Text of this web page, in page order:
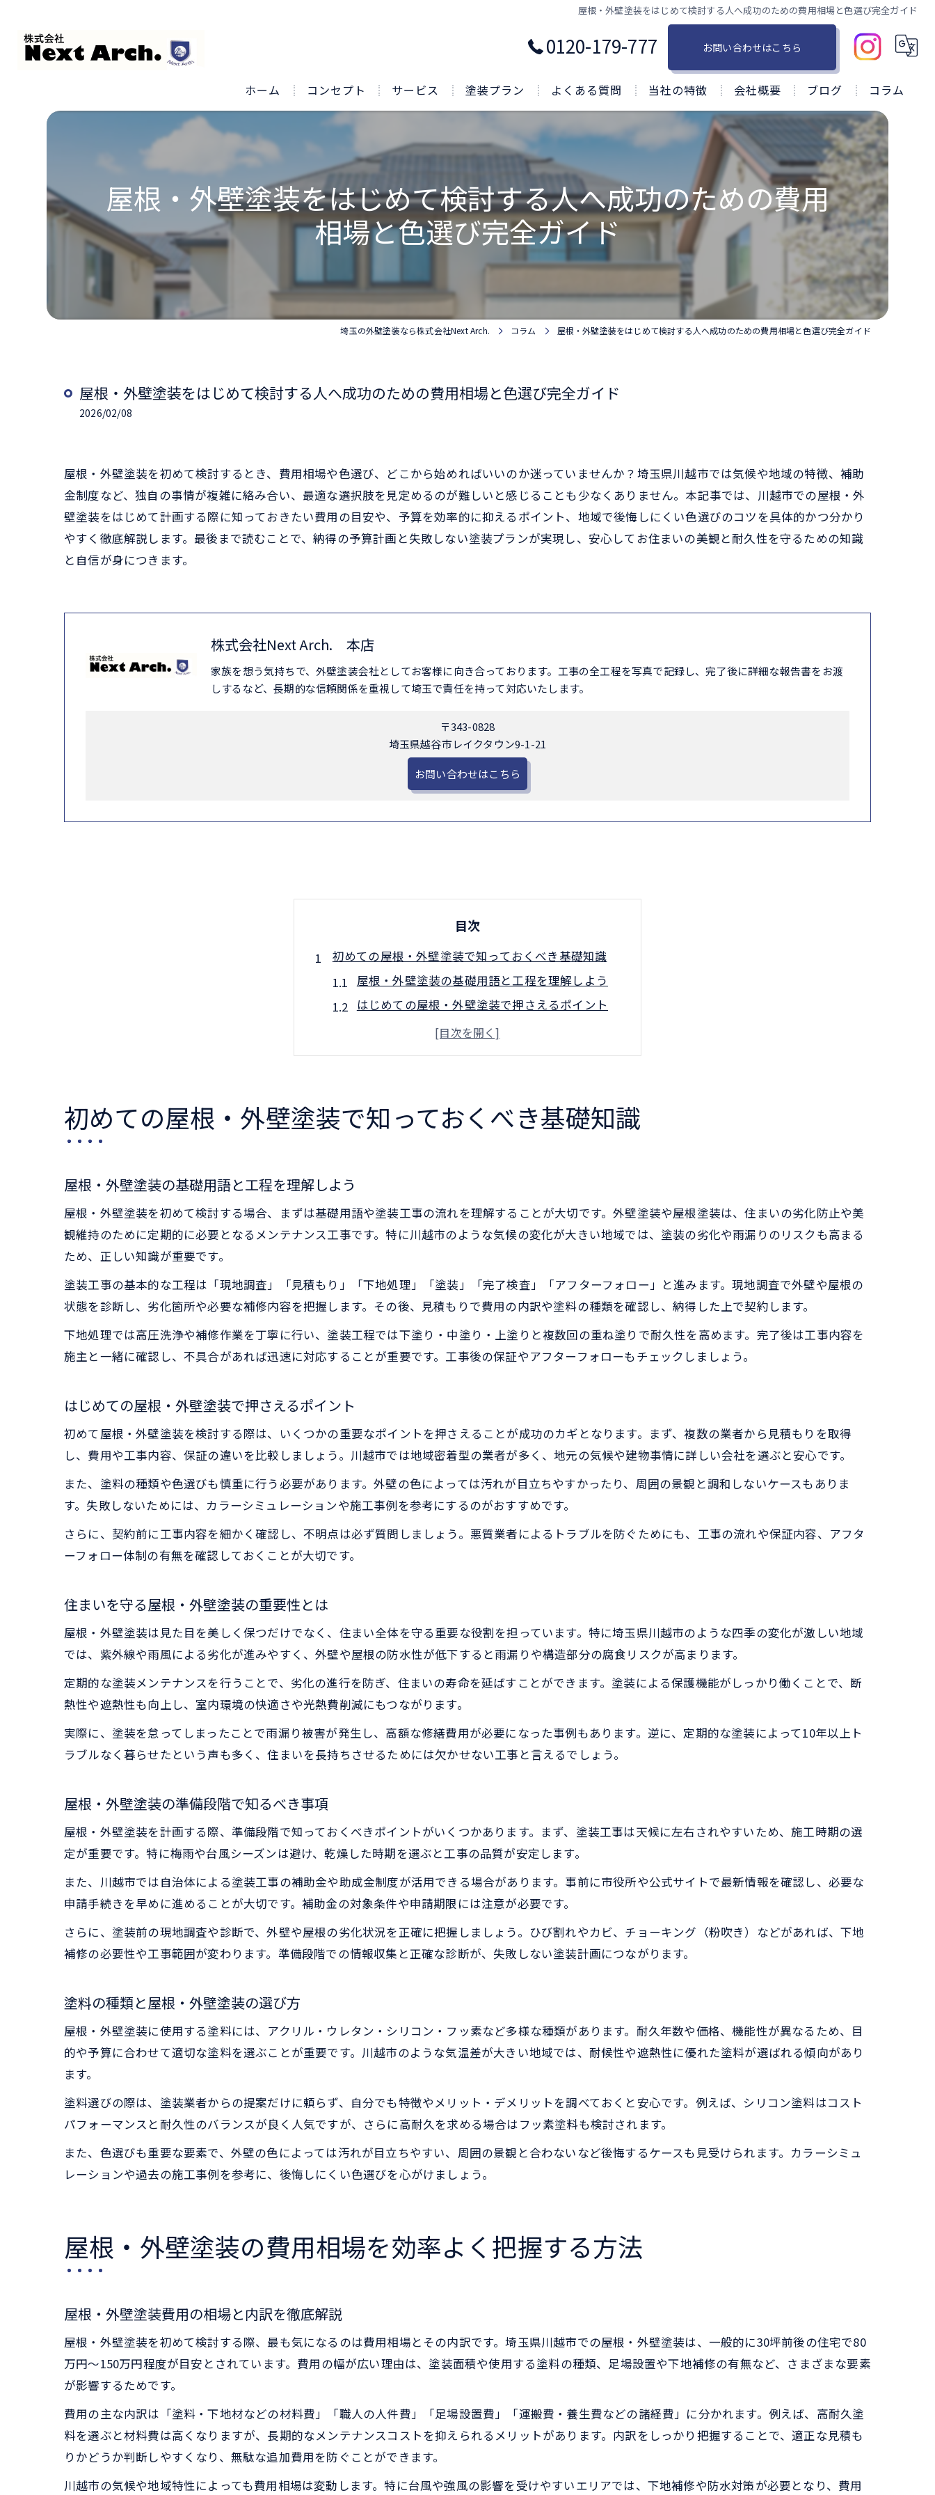
屋根・外壁塗装をはじめて検討する人へ成功のための費用相場と色選び完全ガイド
0120-179-777 お問い合わせはこちら
ホーム コンセプト サービス 塗装プラン よくある質問 当社の特徴
屋根
リフォーム
防水
会社概要 ブログ コラム
屋根・外壁塗装をはじめて検討する人へ成功のための費用
相場と色選び完全ガイド
埼玉の外壁塗装なら株式会社Next Arch. コラム 屋根・外壁塗装をはじめて検討する人へ成功のための費用相場と色選び完全ガイド
屋根・外壁塗装をはじめて検討する人へ成功のための費用相場と色選び完全ガイド
2026/02/08
屋根・外壁塗装を初めて検討するとき、費用相場や色選び、どこから始めればいいのか迷っていませんか？埼玉県川越市では気候や地域の特徴、補助
金制度など、独自の事情が複雑に絡み合い、最適な選択肢を見定めるのが難しいと感じることも少なくありません。本記事では、川越市での屋根・外
壁塗装をはじめて計画する際に知っておきたい費用の目安や、予算を効率的に抑えるポイント、地域で後悔しにくい色選びのコツを具体的かつ分かり
やすく徹底解説します。最後まで読むことで、納得の予算計画と失敗しない塗装プランが実現し、安心してお住まいの美観と耐久性を守るための知識
と自信が身につきます。
株式会社Next Arch. 本店
家族を想う気持ちで、外壁塗装会社としてお客様に向き合っております。工事の全工程を写真で記録し、完了後に詳細な報告書をお渡
しするなど、長期的な信頼関係を重視して埼玉で責任を持って対応いたします。
〒343-0828
埼玉県越谷市レイクタウン9-1-21
お問い合わせはこちら
目次
初めての屋根・外壁塗装で知っておくべき基礎知識
屋根・外壁塗装の基礎用語と工程を理解しよう
はじめての屋根・外壁塗装で押さえるポイント
住まいを守る屋根・外壁塗装の重要性とは
屋根・外壁塗装の準備段階で知るべき事項
屋根・外壁塗装の費用相場を効率よく把握する方法
屋根・外壁塗装費用の相場と内訳を徹底解説
屋根・外壁塗装の費用を抑える具体的な方法
屋根・外壁塗装の色選びで重視すべき視点
トレンドを意識した屋根・外壁塗装の色選び
屋根・外壁塗装で避けたい色の特徴と事例
屋根・外壁塗装で近隣と調和しない色とは
屋根・外壁塗装で失敗しがちな色選びの落とし穴
塗装工事に適した時期とおすすめスケジュール
天候リスクを減らす屋根・外壁塗装時期の工夫
屋根・外壁塗装で失敗しないための時期選定法
2026年屋根・外壁塗装の補助金最新情報紹介
2026年屋根・外壁塗装補助金の最新制度解説
屋根・外壁塗装の補助金申請手順とポイント
屋根・外壁塗装で使える補助金の条件とは
初めての屋根・外壁塗装で知っておくべき基礎知識
屋根・外壁塗装の基礎用語と工程を理解しよう
屋根・外壁塗装を初めて検討する場合、まずは基礎用語や塗装工事の流れを理解することが大切です。外壁塗装や屋根塗装は、住まいの劣化防止や美
観維持のために定期的に必要となるメンテナンス工事です。特に川越市のような気候の変化が大きい地域では、塗装の劣化や雨漏りのリスクも高まる
ため、正しい知識が重要です。
塗装工事の基本的な工程は「現地調査」「見積もり」「下地処理」「塗装」「完了検査」「アフターフォロー」と進みます。現地調査で外壁や屋根の
状態を診断し、劣化箇所や必要な補修内容を把握します。その後、見積もりで費用の内訳や塗料の種類を確認し、納得した上で契約します。
下地処理では高圧洗浄や補修作業を丁寧に行い、塗装工程では下塗り・中塗り・上塗りと複数回の重ね塗りで耐久性を高めます。完了後は工事内容を
施主と一緒に確認し、不具合があれば迅速に対応することが重要です。工事後の保証やアフターフォローもチェックしましょう。
はじめての屋根・外壁塗装で押さえるポイント
初めて屋根・外壁塗装を検討する際は、いくつかの重要なポイントを押さえることが成功のカギとなります。まず、複数の業者から見積もりを取得
し、費用や工事内容、保証の違いを比較しましょう。川越市では地域密着型の業者が多く、地元の気候や建物事情に詳しい会社を選ぶと安心です。
また、塗料の種類や色選びも慎重に行う必要があります。外壁の色によっては汚れが目立ちやすかったり、周囲の景観と調和しないケースもありま
す。失敗しないためには、カラーシミュレーションや施工事例を参考にするのがおすすめです。
さらに、契約前に工事内容を細かく確認し、不明点は必ず質問しましょう。悪質業者によるトラブルを防ぐためにも、工事の流れや保証内容、アフタ
ーフォロー体制の有無を確認しておくことが大切です。
住まいを守る屋根・外壁塗装の重要性とは
屋根・外壁塗装は見た目を美しく保つだけでなく、住まい全体を守る重要な役割を担っています。特に埼玉県川越市のような四季の変化が激しい地域
では、紫外線や雨風による劣化が進みやすく、外壁や屋根の防水性が低下すると雨漏りや構造部分の腐食リスクが高まります。
定期的な塗装メンテナンスを行うことで、劣化の進行を防ぎ、住まいの寿命を延ばすことができます。塗装による保護機能がしっかり働くことで、断
熱性や遮熱性も向上し、室内環境の快適さや光熱費削減にもつながります。
実際に、塗装を怠ってしまったことで雨漏り被害が発生し、高額な修繕費用が必要になった事例もあります。逆に、定期的な塗装によって10年以上ト
ラブルなく暮らせたという声も多く、住まいを長持ちさせるためには欠かせない工事と言えるでしょう。
屋根・外壁塗装の準備段階で知るべき事項
屋根・外壁塗装を計画する際、準備段階で知っておくべきポイントがいくつかあります。まず、塗装工事は天候に左右されやすいため、施工時期の選
定が重要です。特に梅雨や台風シーズンは避け、乾燥した時期を選ぶと工事の品質が安定します。
また、川越市では自治体による塗装工事の補助金や助成金制度が活用できる場合があります。事前に市役所や公式サイトで最新情報を確認し、必要な
申請手続きを早めに進めることが大切です。補助金の対象条件や申請期限には注意が必要です。
さらに、塗装前の現地調査や診断で、外壁や屋根の劣化状況を正確に把握しましょう。ひび割れやカビ、チョーキング（粉吹き）などがあれば、下地
補修の必要性や工事範囲が変わります。準備段階での情報収集と正確な診断が、失敗しない塗装計画につながります。
塗料の種類と屋根・外壁塗装の選び方
屋根・外壁塗装に使用する塗料には、アクリル・ウレタン・シリコン・フッ素など多様な種類があります。耐久年数や価格、機能性が異なるため、目
的や予算に合わせて適切な塗料を選ぶことが重要です。川越市のような気温差が大きい地域では、耐候性や遮熱性に優れた塗料が選ばれる傾向があり
ます。
塗料選びの際は、塗装業者からの提案だけに頼らず、自分でも特徴やメリット・デメリットを調べておくと安心です。例えば、シリコン塗料はコスト
パフォーマンスと耐久性のバランスが良く人気ですが、さらに高耐久を求める場合はフッ素塗料も検討されます。
また、色選びも重要な要素で、外壁の色によっては汚れが目立ちやすい、周囲の景観と合わないなど後悔するケースも見受けられます。カラーシミュ
レーションや過去の施工事例を参考に、後悔しにくい色選びを心がけましょう。
屋根・外壁塗装の費用相場を効率よく把握する方法
屋根・外壁塗装費用の相場と内訳を徹底解説
屋根・外壁塗装を初めて検討する際、最も気になるのは費用相場とその内訳です。埼玉県川越市での屋根・外壁塗装は、一般的に30坪前後の住宅で80
万円〜150万円程度が目安とされています。費用の幅が広い理由は、塗装面積や使用する塗料の種類、足場設置や下地補修の有無など、さまざまな要素
が影響するためです。
費用の主な内訳は「塗料・下地材などの材料費」「職人の人件費」「足場設置費」「運搬費・養生費などの諸経費」に分かれます。例えば、高耐久塗
料を選ぶと材料費は高くなりますが、長期的なメンテナンスコストを抑えられるメリットがあります。内訳をしっかり把握することで、適正な見積も
りかどうか判断しやすくなり、無駄な追加費用を防ぐことができます。
川越市の気候や地域特性によっても費用相場は変動します。特に台風や強風の影響を受けやすいエリアでは、下地補修や防水対策が必要となり、費用
お気軽にお問い合わせください
お気軽にお問い合わせください